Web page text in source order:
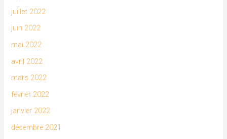
juillet 2022
juin 2022
mai 2022
avril 2022
mars 2022
février 2022
janvier 2022
décembre 2021